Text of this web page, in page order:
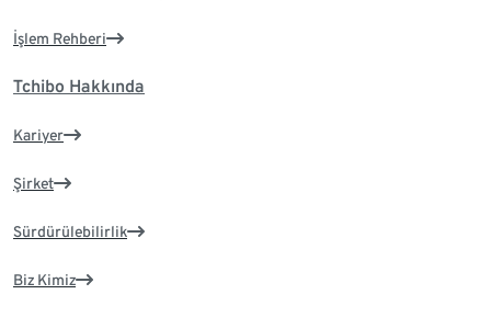
İşlem Rehberi
Tchibo Hakkında
Kariyer
Şirket
Sürdürülebilirlik
Biz Kimiz